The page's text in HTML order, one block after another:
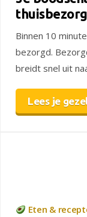
Binnen 10
bezorgd.
breidt snel uit
Lees je
Eten &